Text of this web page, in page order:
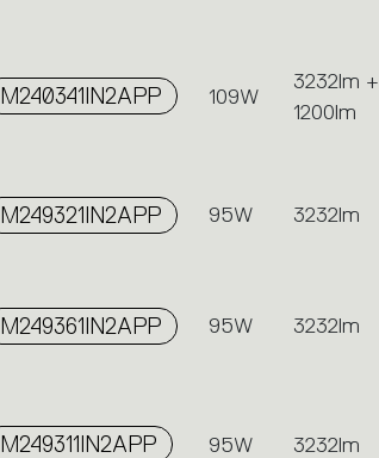
M240341IN2APP 109W
3232lm +
1200lm
M249321IN2APP 95W 3232lm
M249361IN2APP 95W 3232lm
M249311IN2APP 95W 3232lm